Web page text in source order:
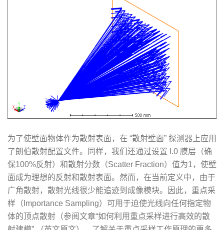
为了使壁面物体作为散射表面，在 “散射壁面” 探测器上应用
了朗伯散射配置文件。同样，我们还通过设置 I.0 膜层（确
保100%反射）和散射分数（Scatter Fraction）值为1，使壁
面成为理想的反射和散射表面。然而，在当前定义中，由于
广角散射，散射光线很少能追迹到成像模块。因此，重点采
样（Importance Sampling）可用于迫使光线向任何指定物
体的顶点散射（参阅文章“如何利用重点采样进行高效的散